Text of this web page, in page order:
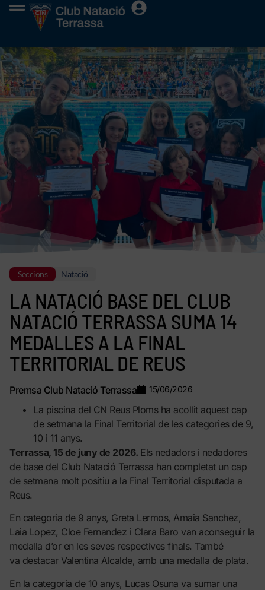
Seccions Natació
LA NATACIÓ BASE DEL CLUB
NATACIÓ TERRASSA SUMA 14
MEDALLES A LA FINAL
TERRITORIAL DE REUS
Premsa Club Natació Terrassa 15/06/2026
La piscina del CN Reus Ploms ha acollit aquest cap
de setmana la Final Territorial de les categories de 9,
10 i 11 anys.
Terrassa, 15 de juny de 2026. Els nedadors i nedadores
de base del Club Natació Terrassa han completat un cap
de setmana molt positiu a la Final Territorial disputada a
Reus.
En categoria de 9 anys, Greta Lermos, Amaia Sanchez,
Laia Lopez, Cloe Fernandez i Clara Baro van aconseguir la
medalla d’or en les seves respectives finals. També
va destacar Valentina Alcalde, amb una medalla de plata.
En la categoria de 10 anys, Lucas Osuna va sumar una